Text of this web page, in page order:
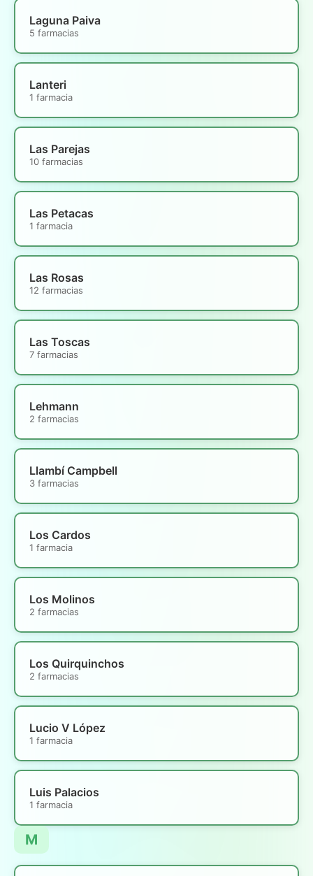
Laguna Paiva
5 farmacias
Lanteri
1 farmacia
Las Parejas
10 farmacias
Las Petacas
1 farmacia
Las Rosas
12 farmacias
Las Toscas
7 farmacias
Lehmann
2 farmacias
Llambí Campbell
3 farmacias
Los Cardos
1 farmacia
Los Molinos
2 farmacias
Los Quirquinchos
2 farmacias
Lucio V López
1 farmacia
Luis Palacios
1 farmacia
M